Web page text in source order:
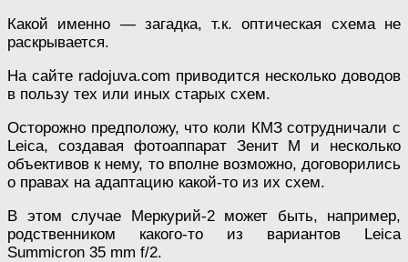
Какой именно — загадка, т.к. оптическая схема не
раскрывается.
На сайте radojuva.com приводится несколько доводов
в пользу тех или иных старых схем.
Осторожно предположу, что коли КМЗ сотрудничали с
Leica, создавая фотоаппарат Зенит М и несколько
объективов к нему, то вполне возможно, договорились
о правах на адаптацию какой-то из их схем.
В этом случае Меркурий-2 может быть, например,
родственником какого-то из вариантов Leica
Summicron 35 mm f/2.